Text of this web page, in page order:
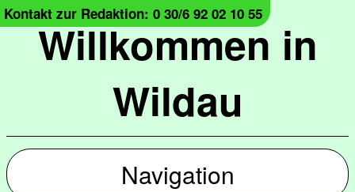
Willkommen in
Wildau
Kontakt zur Redaktion: 0 30/6 92 02 10 55
Navigation